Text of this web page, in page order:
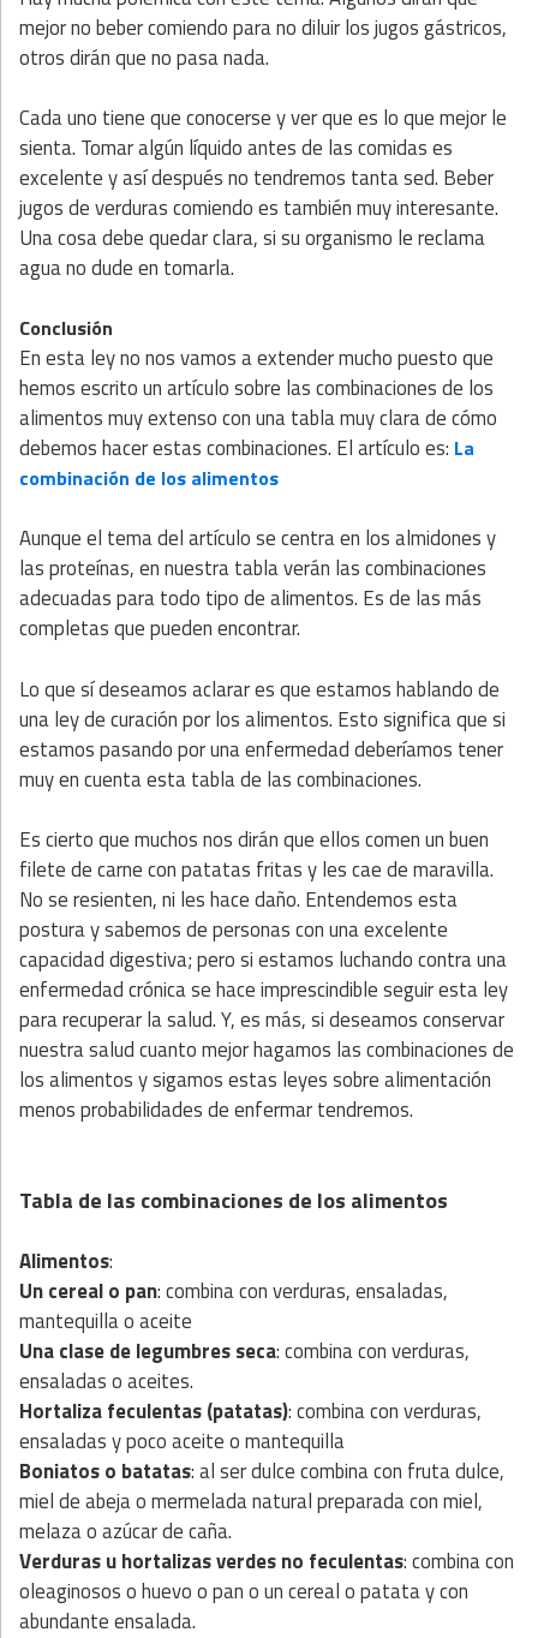
mejor no beber comiendo para no diluir los jugos gástricos,
otros dirán que no pasa nada.
Cada uno tiene que conocerse y ver que es lo que mejor le
sienta. Tomar algún líquido antes de las comidas es
excelente y así después no tendremos tanta sed. Beber
jugos de verduras comiendo es también muy interesante.
Una cosa debe quedar clara, si su organismo le reclama
agua no dude en tomarla.
Conclusión
En esta ley no nos vamos a extender mucho puesto que
hemos escrito un artículo sobre las combinaciones de los
alimentos muy extenso con una tabla muy clara de cómo
debemos hacer estas combinaciones. El artículo es: La
combinación de los alimentos
Aunque el tema del artículo se centra en los almidones y
las proteínas, en nuestra tabla verán las combinaciones
adecuadas para todo tipo de alimentos. Es de las más
completas que pueden encontrar.
Lo que sí deseamos aclarar es que estamos hablando de
una ley de curación por los alimentos. Esto significa que si
estamos pasando por una enfermedad deberíamos tener
muy en cuenta esta tabla de las combinaciones.
Es cierto que muchos nos dirán que ellos comen un buen
filete de carne con patatas fritas y les cae de maravilla.
No se resienten, ni les hace daño. Entendemos esta
postura y sabemos de personas con una excelente
capacidad digestiva; pero si estamos luchando contra una
enfermedad crónica se hace imprescindible seguir esta ley
para recuperar la salud. Y, es más, si deseamos conservar
nuestra salud cuanto mejor hagamos las combinaciones de
los alimentos y sigamos estas leyes sobre alimentación
menos probabilidades de enfermar tendremos.
Tabla de las combinaciones de los alimentos
Alimentos:
Un cereal o pan: combina con verduras, ensaladas,
mantequilla o aceite
Una clase de legumbres seca: combina con verduras,
ensaladas o aceites.
Hortaliza feculentas (patatas): combina con verduras,
ensaladas y poco aceite o mantequilla
Boniatos o batatas: al ser dulce combina con fruta dulce,
miel de abeja o mermelada natural preparada con miel,
melaza o azúcar de caña.
Verduras u hortalizas verdes no feculentas: combina con
oleaginosos o huevo o pan o un cereal o patata y con
abundante ensalada.